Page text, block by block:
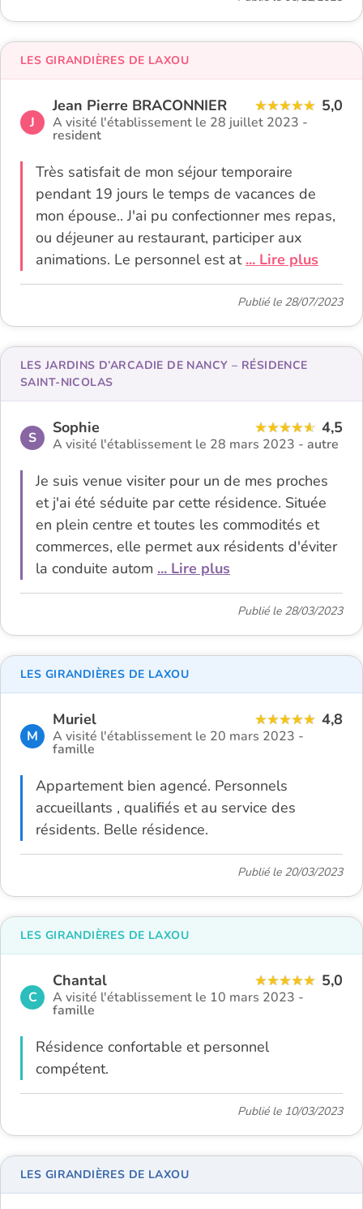
J
Jean Pierre BRACONNIER 5,0
A visité l'établissement le 28 juillet 2023 -
resident
Très satisfait de mon séjour temporaire
pendant 19 jours le temps de vacances de
mon épouse.. J'ai pu confectionner mes repas,
ou déjeuner au restaurant, participer aux
animations. Le personnel est at ... Lire plus
LES GIRANDIÈRES DE LAXOU
Publié le 28/07/2023
S
Sophie 4,5
A visité l'établissement le 28 mars 2023 - autre
Je suis venue visiter pour un de mes proches
et j'ai été séduite par cette résidence. Située
en plein centre et toutes les commodités et
commerces, elle permet aux résidents d'éviter
la conduite autom ... Lire plus
LES JARDINS D’ARCADIE DE NANCY – RÉSIDENCE
SAINT-NICOLAS
Publié le 28/03/2023
M
Muriel 4,8
A visité l'établissement le 20 mars 2023 -
famille
Appartement bien agencé. Personnels
accueillants , qualifiés et au service des
résidents. Belle résidence.
LES GIRANDIÈRES DE LAXOU
Publié le 20/03/2023
C
Chantal 5,0
A visité l'établissement le 10 mars 2023 -
famille
Résidence confortable et personnel
compétent.
LES GIRANDIÈRES DE LAXOU
Publié le 10/03/2023
LES GIRANDIÈRES DE LAXOU